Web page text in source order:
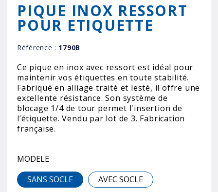
PIQUE INOX RESSORT
POUR ETIQUETTE
Référence : 1790B
Ce pique en inox avec ressort est idéal pour
maintenir vos étiquettes en toute stabilité.
Fabriqué en alliage traité et lesté, il offre une
excellente résistance. Son système de
blocage 1/4 de tour permet l'insertion de
l’étiquette. Vendu par lot de 3. Fabrication
française.
MODELE
SANS SOCLE
AVEC SOCLE